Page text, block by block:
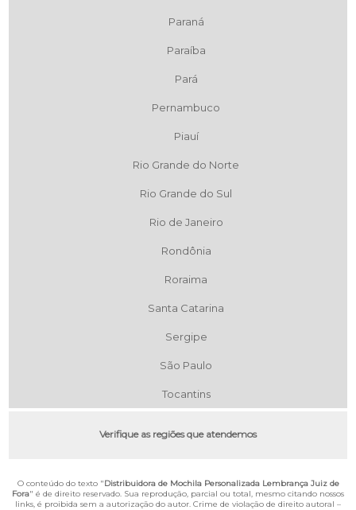
Paraná
Paraíba
Pará
Pernambuco
Piauí
Rio Grande do Norte
Rio Grande do Sul
Rio de Janeiro
Rondônia
Roraima
Santa Catarina
Sergipe
São Paulo
Tocantins
Verifique as regiões que atendemos
O conteúdo do texto "Distribuidora de Mochila Personalizada Lembrança Juiz de
Fora" é de direito reservado. Sua reprodução, parcial ou total, mesmo citando nossos
links, é proibida sem a autorização do autor. Crime de violação de direito autoral –